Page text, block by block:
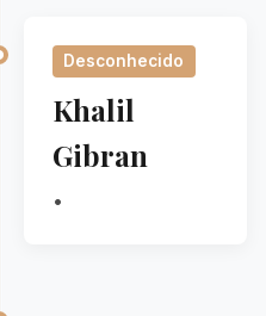
Desconhecido
Khalil
Gibran
•